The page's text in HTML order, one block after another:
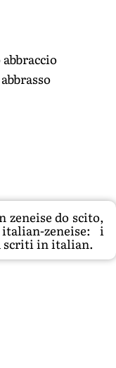
zeneise do scito,
zeneise: i
scriti in italian.